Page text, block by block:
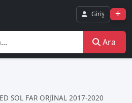
Giriş
Ara
SOL FAR ORJİNAL 2017-2020